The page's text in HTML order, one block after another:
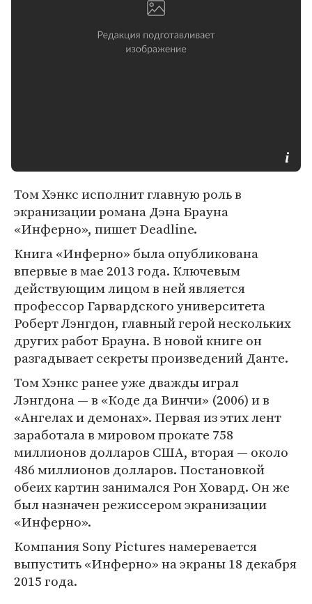
Том Хэнкс исполнит главную роль в
экранизации романа Дэна Брауна
«Инферно», пишет Deadline.
Книга «Инферно» была опубликована
впервые в мае 2013 года. Ключевым
действующим лицом в ней является
профессор Гарвардского университета
Роберт Лэнгдон, главный герой нескольких
других работ Брауна. В новой книге он
разгадывает секреты произведений Данте.
Том Хэнкс ранее уже дважды играл
Лэнгдона — в «Коде да Винчи» (2006) и в
«Ангелах и демонах». Первая из этих лент
заработала в мировом прокате 758
миллионов долларов США, вторая — около
486 миллионов долларов. Постановкой
обеих картин занимался Рон Ховард. Он же
был назначен режиссером экранизации
«Инферно».
Компания Sony Pictures намеревается
выпустить «Инферно» на экраны 18 декабря
2015 года.